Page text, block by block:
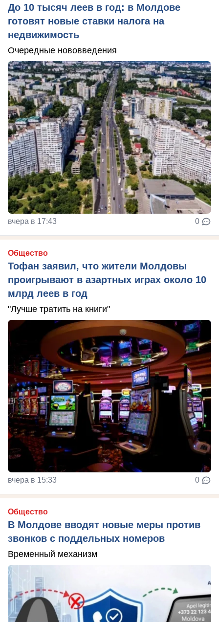
До 10 тысяч леев в год: в Молдове
готовят новые ставки налога на
недвижимость
Очередные нововведения
вчера в 17:43 0
Общество
Тофан заявил, что жители Молдовы
проигрывают в азартных играх около 10
млрд леев в год
"Лучше тратить на книги"
вчера в 15:33 0
Общество
В Молдове вводят новые меры против
звонков с поддельных номеров
Временный механизм